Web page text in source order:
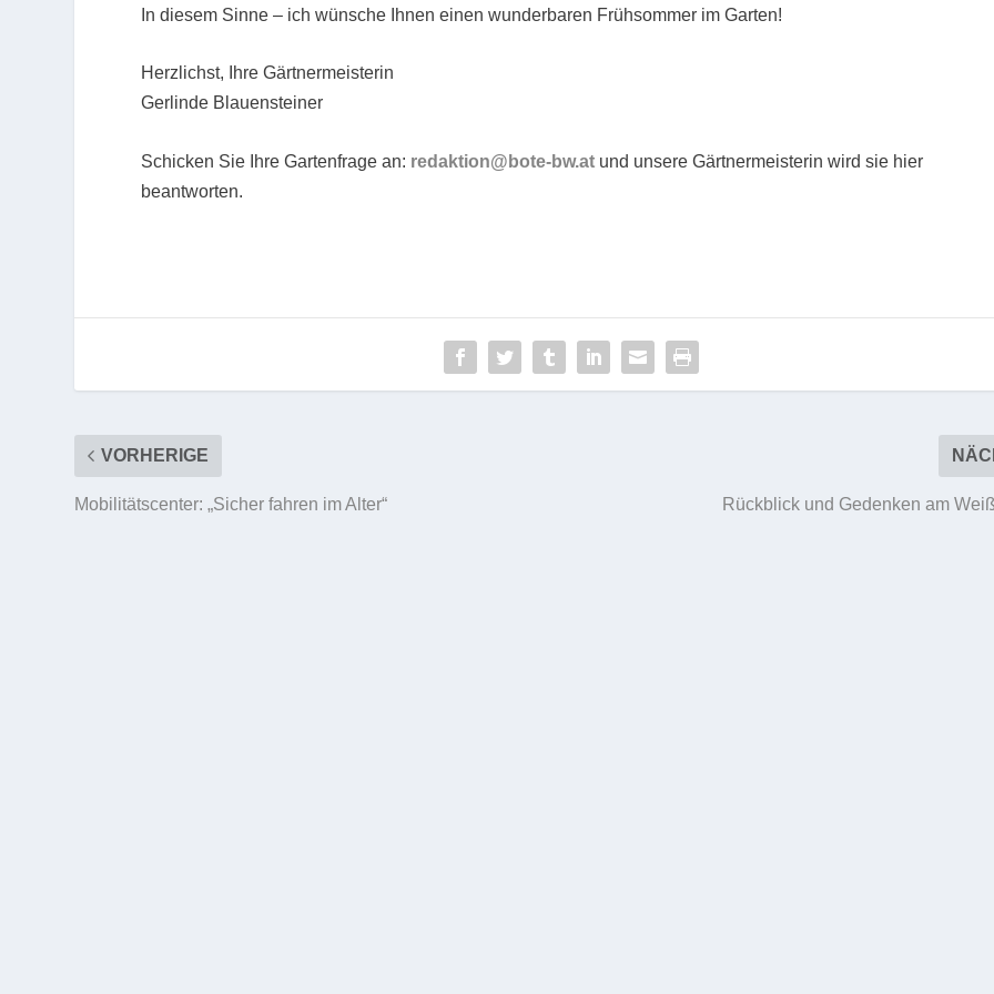
In diesem Sinne – ich wünsche Ihnen einen wunderbaren Frühsommer im Garten!
Herzlichst, Ihre Gärtnermeisterin
Gerlinde Blauensteiner
Schicken Sie Ihre Gartenfrage an: redaktion@bote-bw.at und unsere Gärtnermeisterin wird sie hier
beantworten.
VORHERIGE
Mobilitätscenter: „Sicher fahren im Alter“ Rückblick und Gedenken am